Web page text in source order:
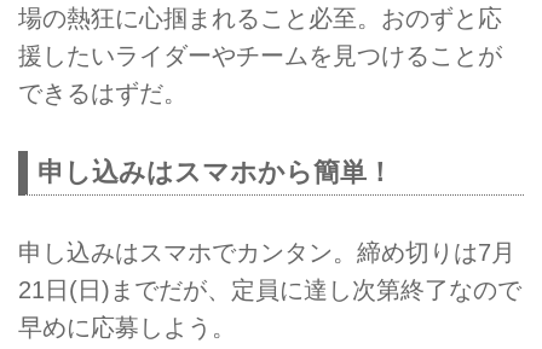
見を参考に、みなさんに少しでも会場
の様子を知ってもらえればと思いま
す。（インタビュワー：Akiko）
場の熱狂に心掴まれること必至。おのずと応
援したいライダーやチームを見つけることが
できるはずだ。
申し込みはスマホから簡単！
申し込みはスマホでカンタン。締め切りは7月
21日(日)までだが、定員に達し次第終了なので
早めに応募しよう。